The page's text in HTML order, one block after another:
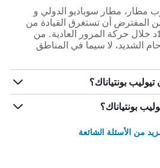
أقرب مطار، مطار سوباديو الدولي و
المفترض أن تستغرق القيادة من
الفندق إلى المطار 0س 19د خلال حركة المرور العادية. من
الشديد، لا سيما في المناطق
بونتياناك؟
بونتياناك؟
من الأسئلة الشائعة